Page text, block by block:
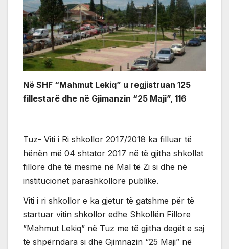
Në SHF “Mahmut Lekiq” u regjistruan 125
fillestarë dhe në Gjimanzin “25 Maji”, 116
Tuz- Viti i Ri shkollor 2017/2018 ka filluar të
hënën më 04 shtator 2017 në të gjitha shkollat
fillore dhe të mesme në Mal të Zi si dhe në
institucionet parashkollore publike.
Viti i ri shkollor e ka gjetur të gatshme për të
startuar vitin shkollor edhe Shkollën Fillore
”Mahmut Lekiq” në Tuz me të gjitha degët e saj
të shpërndara si dhe Gjimnazin “25 Maji” në